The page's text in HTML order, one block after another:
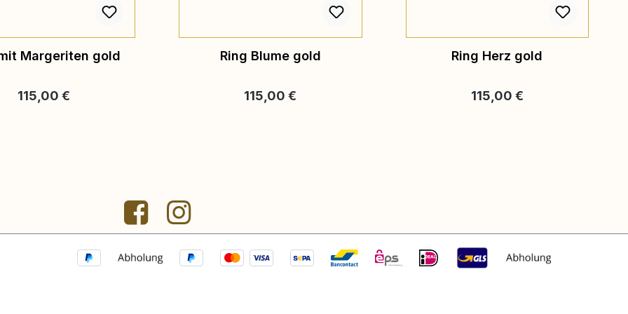
Margeriten gold
Regulärer Preis:
115,00 €
Ring Blume gold
Regulärer Preis:
115,00 €
Ring Herz gold
Regulärer Preis:
115,00 €